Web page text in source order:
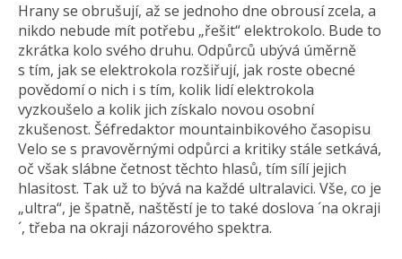
Hrany se obrušují, až se jednoho dne obrousí zcela, a
nikdo nebude mít potřebu „řešit“ elektrokolo. Bude to
zkrátka kolo svého druhu. Odpůrců ubývá úměrně
s tím, jak se elektrokola rozšiřují, jak roste obecné
povědomí o nich i s tím, kolik lidí elektrokola
vyzkoušelo a kolik jich získalo novou osobní
zkušenost. Šéfredaktor mountainbikového časopisu
Velo se s pravověrnými odpůrci a kritiky stále setkává,
oč však slábne četnost těchto hlasů, tím sílí jejich
hlasitost. Tak už to bývá na každé ultralavici. Vše, co je
„ultra“, je špatně, naštěstí je to také doslova ´na okraji
´, třeba na okraji názorového spektra.